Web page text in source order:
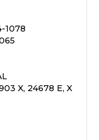
1078
X, 24678 E, X